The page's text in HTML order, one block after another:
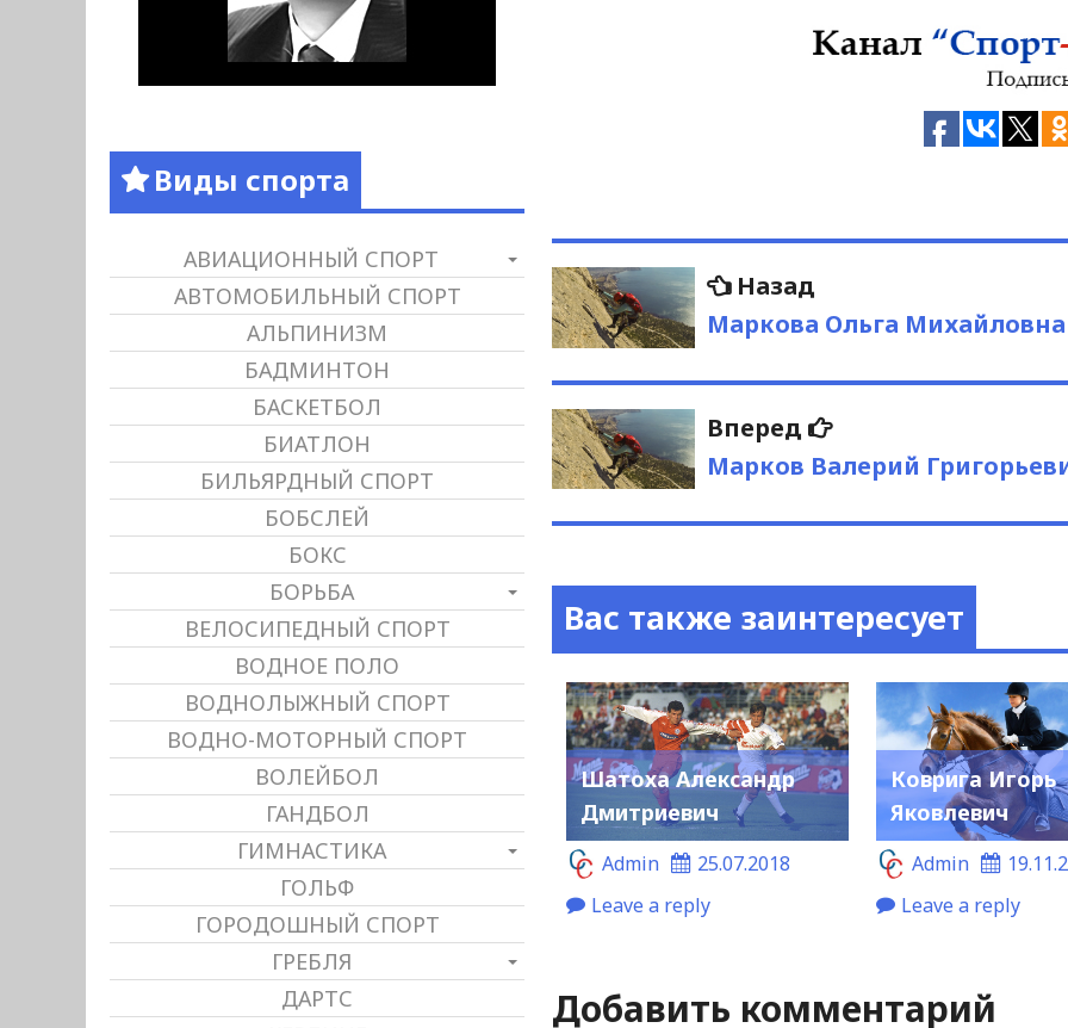
Навигация
по
записям
Назад
запись:
Маркова Ольга Михайловна
Вперед
Следующая
запись:
Марков Валерий
Вас также заинтересует
Шатоха Александр
Дмитриевич
Admin
25.07.2018
Leave a reply
Коврига Игорь
Яковлевич
Admin
Leave a reply
Добавить комментарий
Виды спорта
АВИАЦИОННЫЙ СПОРТ
АВТОМОБИЛЬНЫЙ СПОРТ
АЛЬПИНИЗМ
БАДМИНТОН
БАСКЕТБОЛ
БИАТЛОН
БИЛЬЯРДНЫЙ СПОРТ
БОБСЛЕЙ
БОКС
БОРЬБА
ВЕЛОСИПЕДНЫЙ СПОРТ
ВОДНОЕ ПОЛО
ВОДНОЛЫЖНЫЙ СПОРТ
ВОДНО-МОТОРНЫЙ СПОРТ
ВОЛЕЙБОЛ
ГАНДБОЛ
ГИМНАСТИКА
ГОЛЬФ
ГОРОДОШНЫЙ СПОРТ
ГРЕБЛЯ
ДАРТС